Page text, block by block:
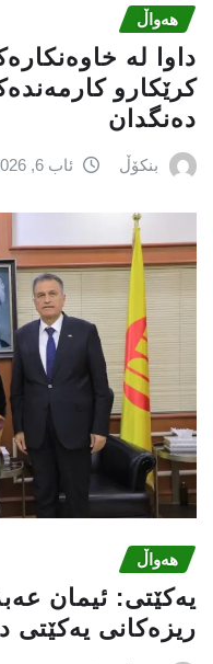
هەواڵ
داوا لە
کرێکارو
دەنگدان
بنکۆڵ ئاب 6, 2026
هەواڵ
یه‌كێتی: ئیمان
ریزه‌كانی یه‌كێتی